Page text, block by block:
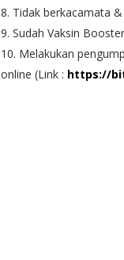
8. Tidak berkacamata
9. Sudah Vaksin
10. Melakukan
online (Link : https://